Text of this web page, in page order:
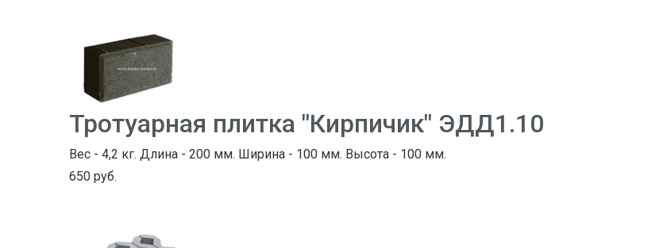
Тротуарная плитка "Кирпичик" ЭДД1.10
Вес - 4,2 кг. Длина - 200 мм. Ширина - 100 мм. Высота - 100 мм.
650 руб.